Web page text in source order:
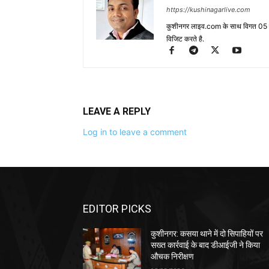
https://kushinagarlive.com
कुशीनगर लाइव.com के साथ विगत 05
विजिट करते है.
LEAVE A REPLY
Log in to leave a comment
EDITOR PICKS
कुशीनगर: कसया थाने में दो सिपाहियों पर
सख्त कार्रवाई के बाद डीआईजी ने किया
औचक निरीक्षण